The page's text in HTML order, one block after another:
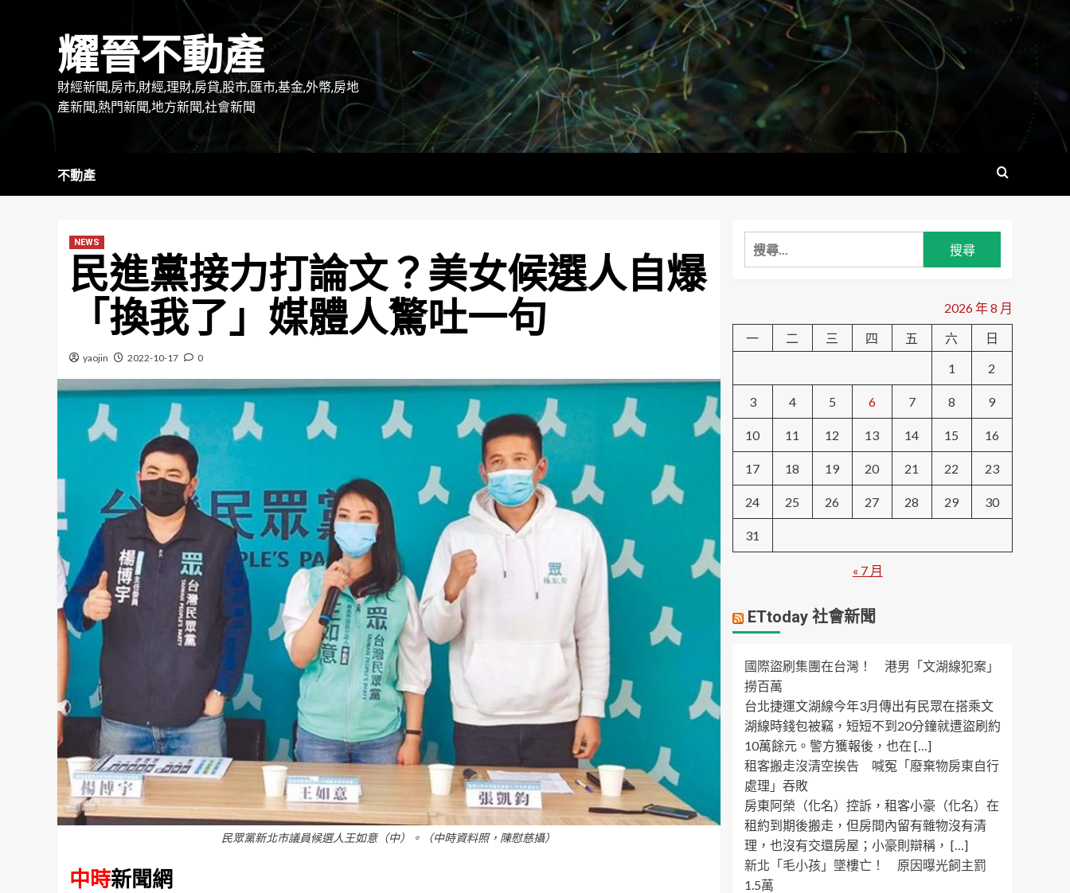
耀晉不動產
財經新聞,房市,財經,理財,房貸,股市,匯市,基金,外幣,房地
產新聞,熱門新聞,地方新聞,社會新聞
不動產
NEWS
民進黨接力打論文？美女候選人自爆
「換我了」媒體人驚吐一句
yaojin 2022-10-17 0
民眾黨新北市議員候選人王如意（中）。（中時資料照，陳慰慈攝）
中時新聞網
搜
尋
字:
2026 年 8 月
一
二 三 四 五 六
日
1
2
3 4 5 6 7 8 9
10 11 12 13 14 15 16
17 18 19 20 21 22 23
24 25 26 27 28 29 30
31
« 7 月
ETtoday 社會新聞
國際盜刷集團在台灣！ 港男「文湖線犯案」
撈百萬
台北捷運文湖線今年3月傳出有民眾在搭乘文
湖線時錢包被竊，短短不到20分鐘就遭盜刷約
10萬餘元。警方獲報後，也在 […]
租客搬走沒清空挨告 喊冤「廢棄物房東自行
處理」吞敗
房東阿榮（化名）控訴，租客小豪（化名）在
租約到期後搬走，但房間內留有雜物沒有清
理，也沒有交還房屋；小豪則辯稱， […]
新北「毛小孩」墜樓亡！ 原因曝光飼主罰
1.5萬